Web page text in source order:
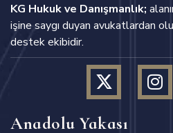
KG Hukuk ve Danışmanlık;
işine saygı duyan avukatlardan
destek ekibidir.
Anadolu Yakası